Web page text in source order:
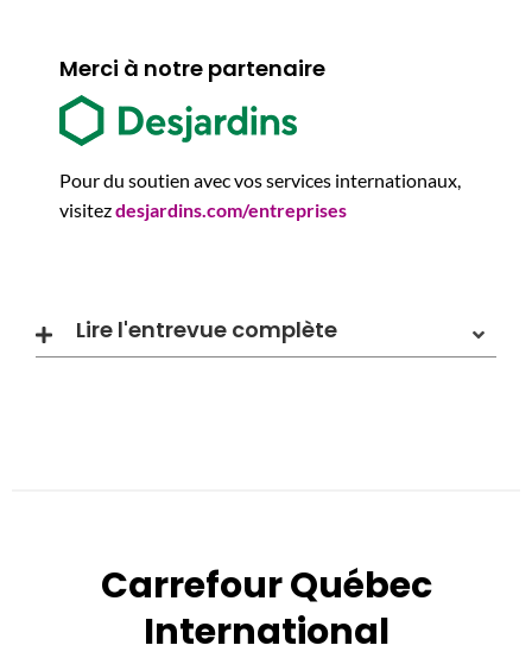
Merci à notre partenaire
Pour du soutien avec vos services internationaux,
visitezdesjardins.com/entreprises
Lire l'entrevue complète
Carrefour Québec
International